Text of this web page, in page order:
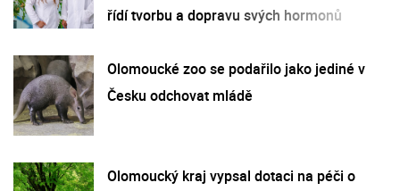
řídí tvorbu a dopravu svých hormonů
Olomoucké zoo se podařilo jako jediné v
Česku odchovat mládě
Olomoucký kraj vypsal dotaci na péči o